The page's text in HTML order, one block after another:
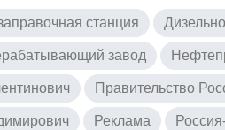
станция
завод
Правительство
Реклама